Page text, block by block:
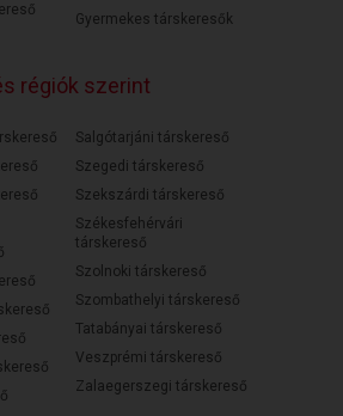
Gyermekes társkeresők
régiók szerint
Salgótarjáni társkereső
Szegedi társkereső
Szekszárdi társkereső
Székesfehérvári
társkereső
Szolnoki társkereső
Szombathelyi társkereső
Tatabányai társkereső
Veszprémi társkereső
Zalaegerszegi társkereső